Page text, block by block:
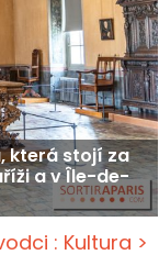
která stojí za
a v Île-de-
: Kultura >